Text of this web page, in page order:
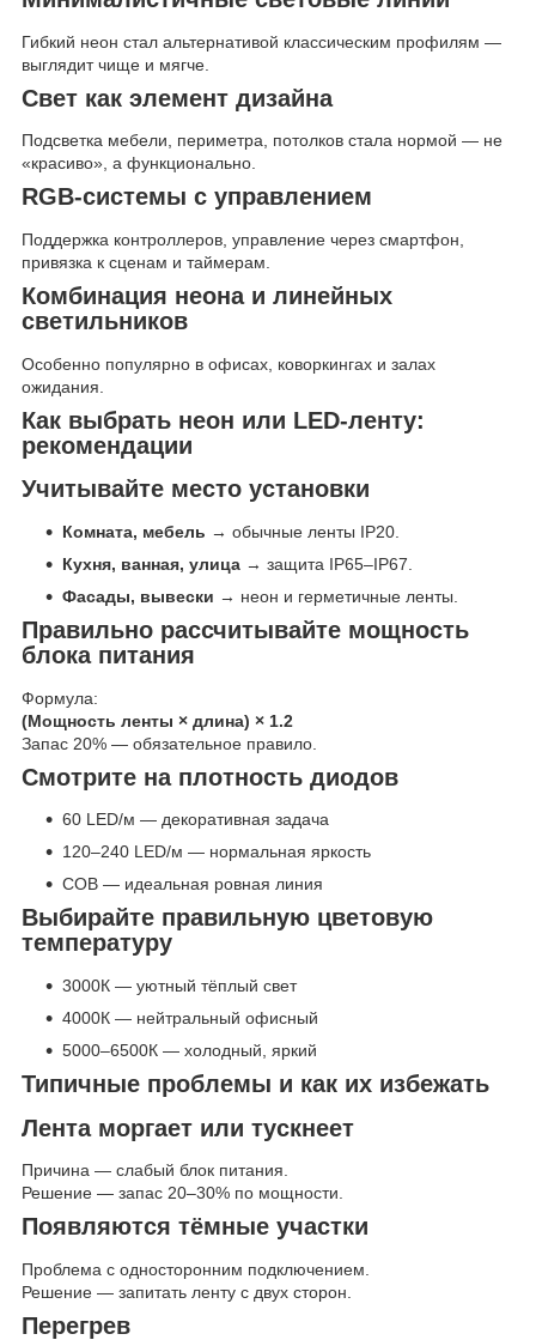
Гибкий неон стал альтернативой классическим профилям —
выглядит чище и мягче.
Свет как элемент дизайна
Подсветка мебели, периметра, потолков стала нормой — не
«красиво», а функционально.
RGB-системы с управлением
Поддержка контроллеров, управление через смартфон,
привязка к сценам и таймерам.
Комбинация неона и линейных
светильников
Особенно популярно в офисах, коворкингах и залах
ожидания.
Как выбрать неон или LED-ленту:
рекомендации
Учитывайте место установки
Комната, мебель → обычные ленты IP20.
Кухня, ванная, улица → защита IP65–IP67.
Фасады, вывески → неон и герметичные ленты.
Правильно рассчитывайте мощность
блока питания
Формула:
(Мощность ленты × длина) × 1.2
Запас 20% — обязательное правило.
Смотрите на плотность диодов
60 LED/м — декоративная задача
120–240 LED/м — нормальная яркость
COB — идеальная ровная линия
Выбирайте правильную цветовую
температуру
3000К — уютный тёплый свет
4000К — нейтральный офисный
5000–6500К — холодный, яркий
Типичные проблемы и как их избежать
Лента моргает или тускнеет
Причина — слабый блок питания.
Решение — запас 20–30% по мощности.
Появляются тёмные участки
Проблема с односторонним подключением.
Решение — запитать ленту с двух сторон.
Перегрев